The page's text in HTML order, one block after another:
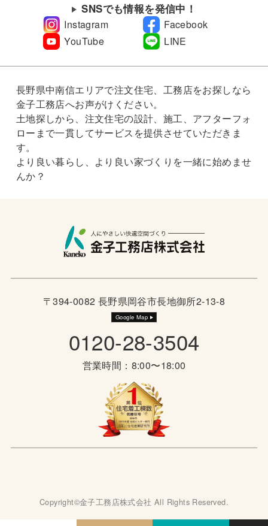
SNSでも情報を発信中！
Instagram
Facebook
YouTube
LINE
長野県中南信エリアで注文住宅、工務店をお探しなら
金子工務店へお声がけください。
土地探しから、注文住宅の設計、施工、アフターフォ
ローまで一貫してサービスを提供させていただきま
す。
より良い暮らし、より良い家づくりを一緒に始めませ
んか？
〒394-0082 長野県岡谷市長地御所2-13-8
Google Map
0120-28-3504
営業時間：8:00〜18:00
Copyright©金子工務店株式会社 All Rights Reserved.